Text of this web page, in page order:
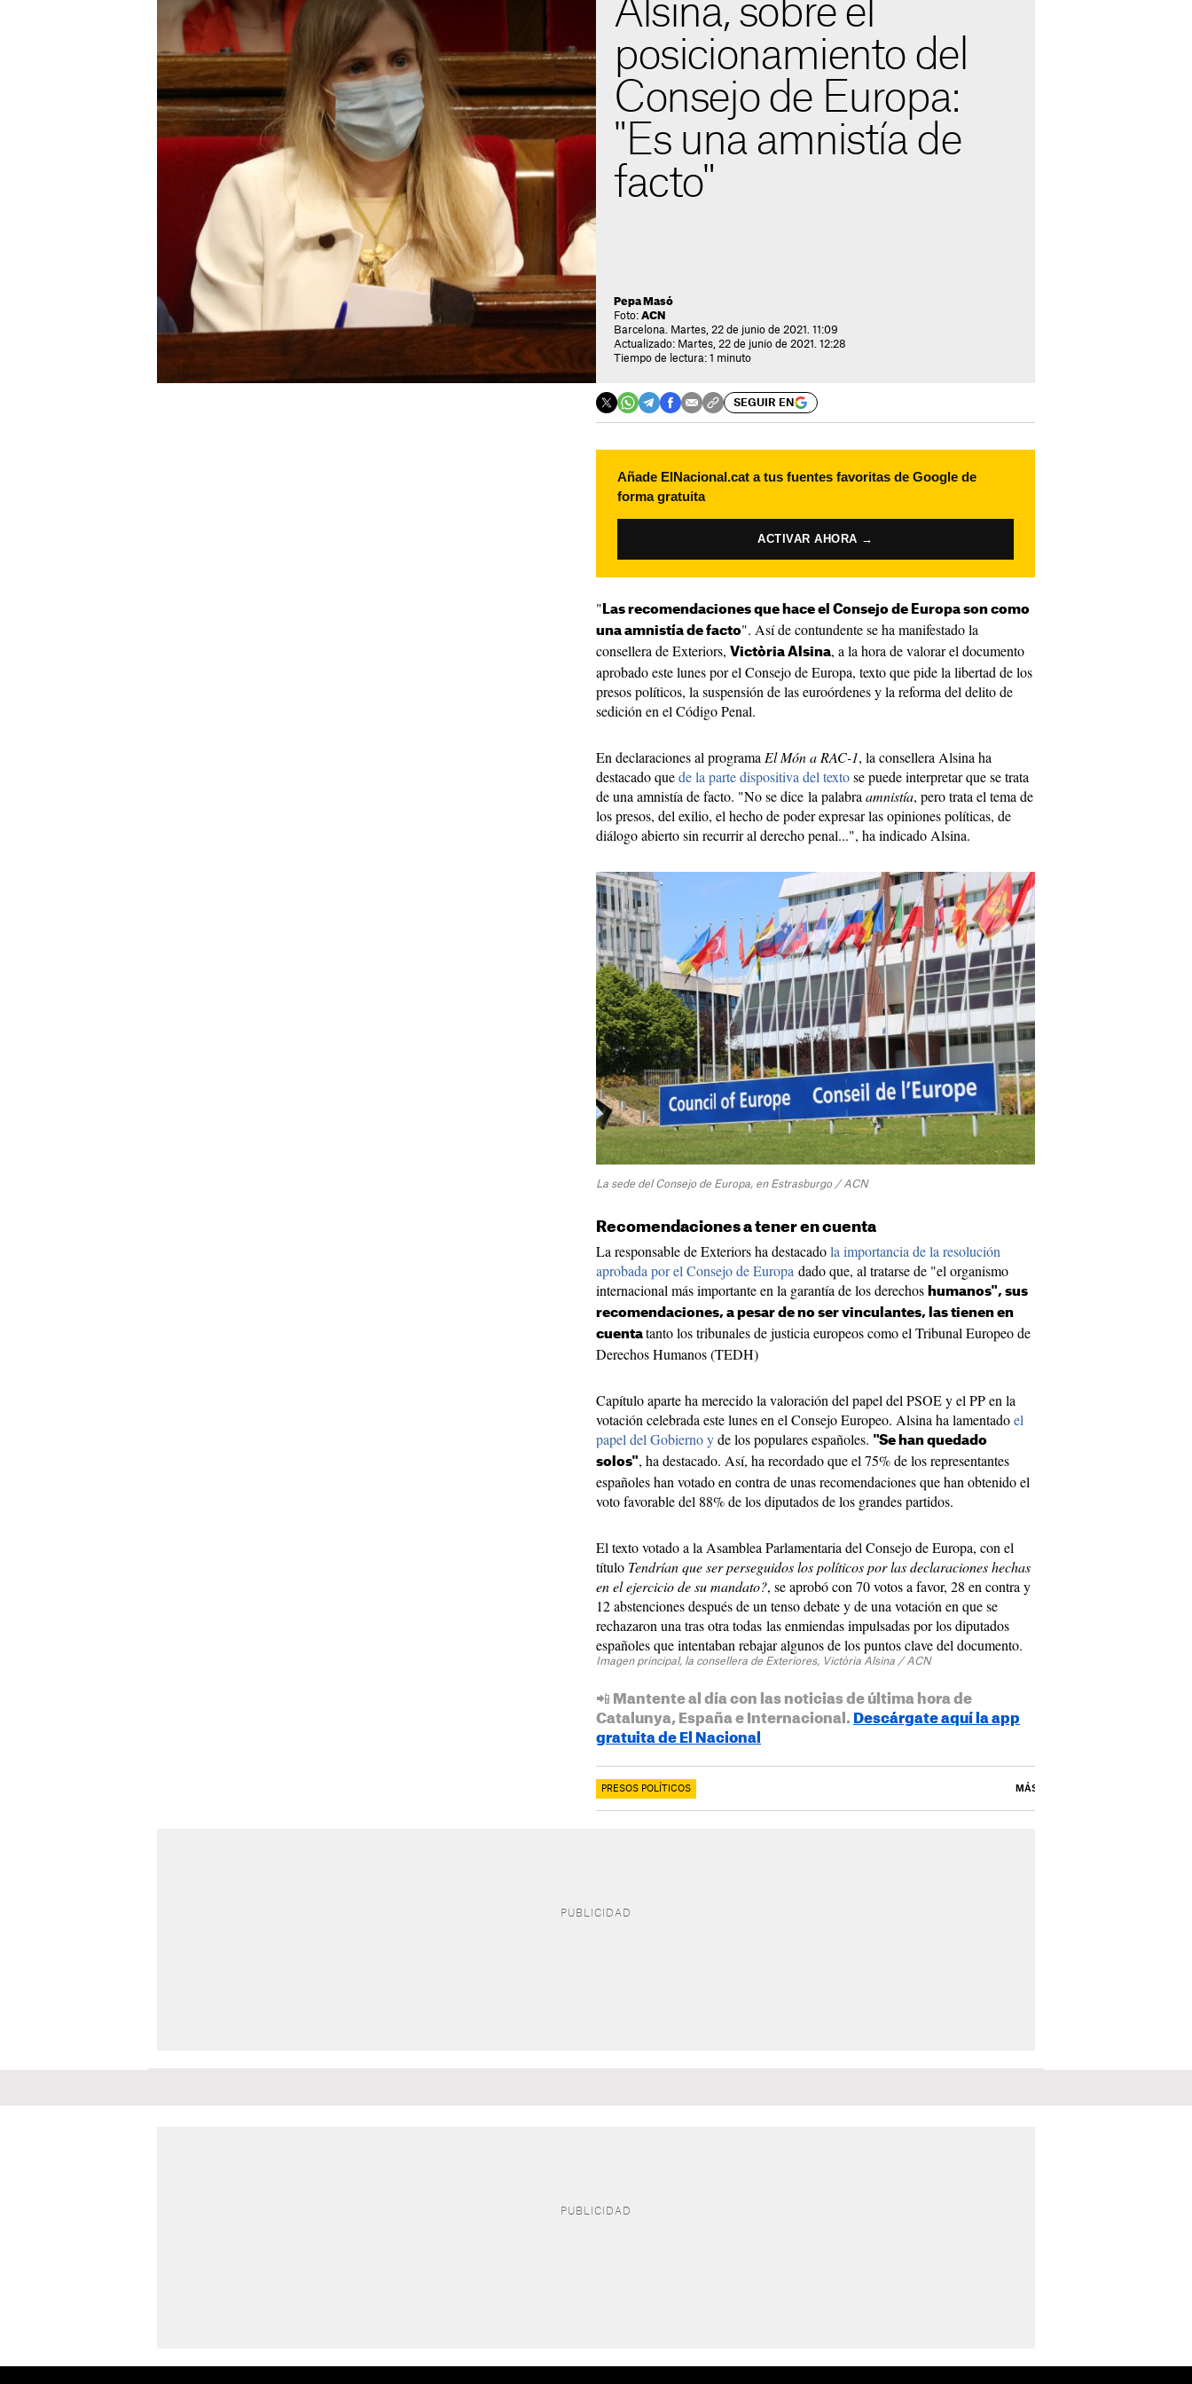
Alsina, sobre el
posicionamiento del
Consejo de Europa:
"Es una amnistía de
facto"
Pepa Masó
Foto: ACN
Barcelona. Martes, 22 de junio de 2021. 11:09
Actualizado: Martes, 22 de junio de 2021. 12:28
Tiempo de lectura: 1 minuto
SEGUIR EN
Añade ElNacional.cat a tus fuentes favoritas de Google de
forma gratuita
ACTIVAR AHORA →
" Las recomendaciones que hace el Consejo de Europa son como
una amnistía de facto". Así de contundente se ha manifestado la
consellera de Exteriors, Victòria Alsina, a la hora de valorar el documento
aprobado este lunes por el Consejo de Europa, texto que pide la libertad de los
presos políticos, la suspensión de las euroórdenes y la reforma del delito de
sedición en el Código Penal.
En declaraciones al programa El Món a RAC-1, la consellera Alsina ha
destacado quede la parte dispositiva del textose puede interpretar que se trata
de una amnistía de facto. "No se dice la palabra amnistía, pero trata el tema de
los presos, del exilio, el hecho de poder expresar las opiniones políticas, de
diálogo abierto sin recurrir al derecho penal...", ha indicado Alsina.
La sede del Consejo de Europa, en Estrasburgo / ACN
Recomendaciones a tener en cuenta
La responsable de Exteriors ha destacadola importancia de la resolución
aprobada por el Consejo de Europa dado que, al tratarse de "el organismo
internacional más importante en la garantía de los derechos humanos", sus
recomendaciones, a pesar de no ser vinculantes, las tienen en
cuenta tanto los tribunales de justicia europeos como el Tribunal Europeo de
Derechos Humanos (TEDH)
Capítulo aparte ha merecido la valoración del papel del PSOE y el PP en la
votación celebrada este lunes en el Consejo Europeo. Alsina ha lamentadoel
papel del Gobierno yde los populares españoles. "Se han quedado
solos", ha destacado. Así, ha recordado que el 75% de los representantes
españoles han votado en contra de unas recomendaciones que han obtenido el
voto favorable del 88% de los diputados de los grandes partidos.
El texto votado a la Asamblea Parlamentaria del Consejo de Europa, con el
título Tendrían que ser perseguidos los políticos por las declaraciones hechas
en el ejercicio de su mandato?, se aprobó con 70 votos a favor, 28 en contra y
12 abstenciones después de un tenso debate y de una votación en que se
rechazaron una tras otra todas las enmiendas impulsadas por los diputados
españoles que intentaban rebajar algunos de los puntos clave del documento.
Imagen principal, la consellera de Exteriores, Victòria Alsina / ACN
📲 Mantente al día con las noticias de última hora de
Catalunya, España e Internacional. Descárgate aquí la app
gratuita de El Nacional
PRESOS POLÍTICOS MÁS